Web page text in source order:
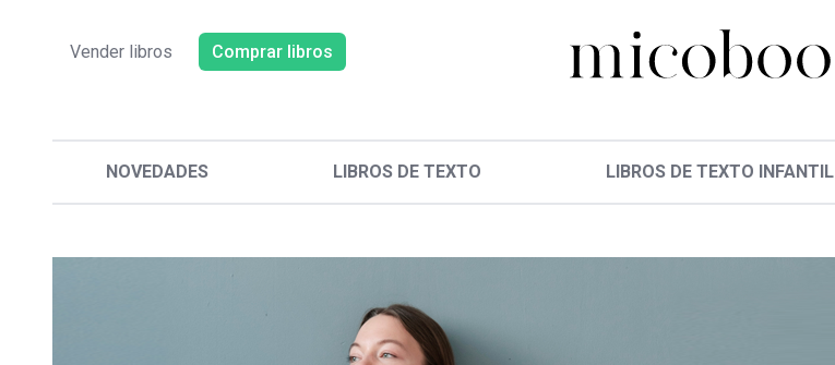
Vender libros Comprar libros
NOVEDADES LIBROS DE TEXTO LIBROS DE TEXTO INFANTIL